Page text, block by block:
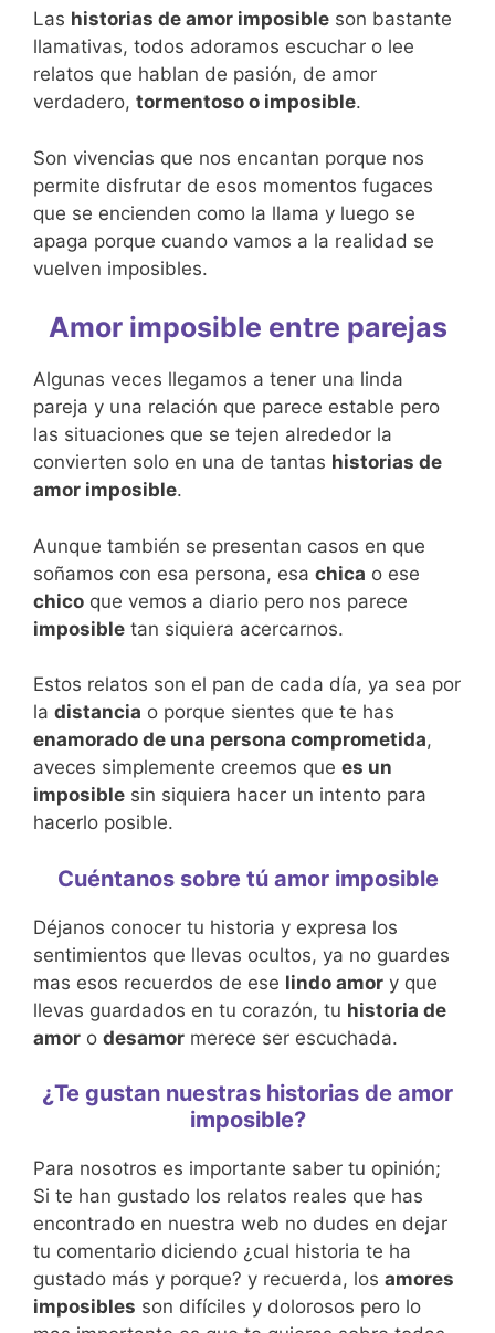
Las historias de amor imposible son bastante
llamativas, todos adoramos escuchar o lee
relatos que hablan de pasión, de amor
verdadero, tormentoso o imposible.
Son vivencias que nos encantan porque nos
permite disfrutar de esos momentos fugaces
que se encienden como la llama y luego se
apaga porque cuando vamos a la realidad se
vuelven imposibles.
Amor imposible entre parejas
Algunas veces llegamos a tener una linda
pareja y una relación que parece estable pero
las situaciones que se tejen alrededor la
convierten solo en una de tantas historias de
amor imposible.
Aunque también se presentan casos en que
soñamos con esa persona, esa chica o ese
chico que vemos a diario pero nos parece
imposible tan siquiera acercarnos.
Estos relatos son el pan de cada día, ya sea por
la distancia o porque sientes que te has
enamorado de una persona comprometida,
aveces simplemente creemos que es un
imposible sin siquiera hacer un intento para
hacerlo posible.
Cuéntanos sobre tú amor imposible
Déjanos conocer tu historia y expresa los
sentimientos que llevas ocultos, ya no guardes
mas esos recuerdos de ese lindo amor y que
llevas guardados en tu corazón, tu historia de
amor o desamor merece ser escuchada.
¿Te gustan nuestras historias de amor
imposible?
Para nosotros es importante saber tu opinión;
Si te han gustado los relatos reales que has
encontrado en nuestra web no dudes en dejar
tu comentario diciendo ¿cual historia te ha
gustado más y porque? y recuerda, los amores
imposibles son difíciles y dolorosos pero lo